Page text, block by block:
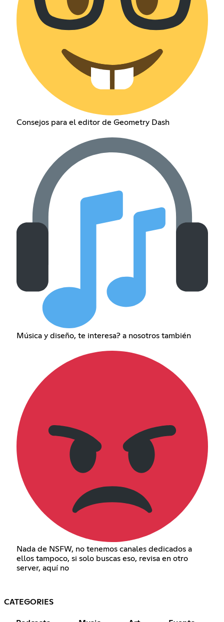
Consejos para el editor de Geometry Dash
Música y diseño, te interesa? a nosotros también
Nada de NSFW, no tenemos canales dedicados a
ellos tampoco, si solo buscas eso, revisa en otro
server, aquí no
CATEGORIES